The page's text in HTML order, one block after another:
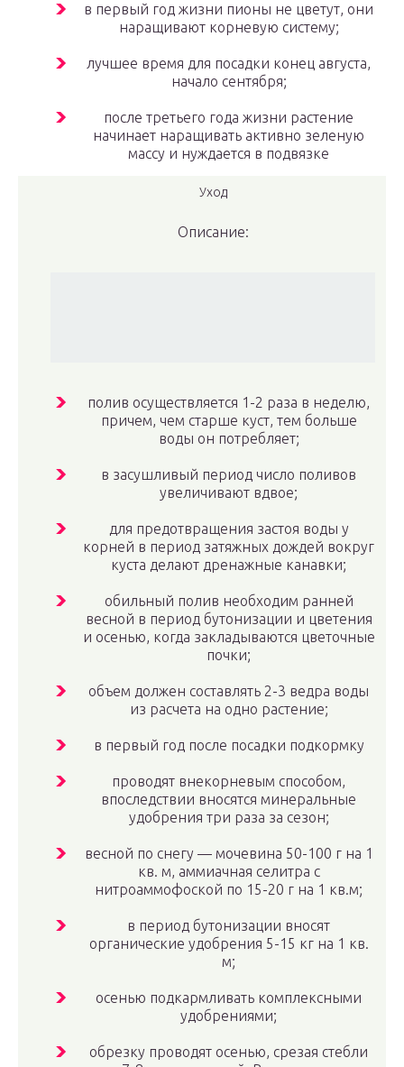
в первый год жизни пионы не цветут, они
наращивают корневую систему;
лучшее время для посадки конец августа,
начало сентября;
после третьего года жизни растение
начинает наращивать активно зеленую
массу и нуждается в подвязке
Уход
Описание:
полив осуществляется 1-2 раза в неделю,
причем, чем старше куст, тем больше
воды он потребляет;
в засушливый период число поливов
увеличивают вдвое;
для предотвращения застоя воды у
корней в период затяжных дождей вокруг
куста делают дренажные канавки;
обильный полив необходим ранней
весной в период бутонизации и цветения
и осенью, когда закладываются цветочные
почки;
объем должен составлять 2-3 ведра воды
из расчета на одно растение;
в первый год после посадки подкормку
проводят внекорневым способом,
впоследствии вносятся минеральные
удобрения три раза за сезон;
весной по снегу — мочевина 50-100 г на 1
кв. м, аммиачная селитра с
нитроаммофоской по 15-20 г на 1 кв.м;
в период бутонизации вносят
органические удобрения 5-15 кг на 1 кв.
м;
осенью подкармливать комплексными
удобрениями;
обрезку проводят осенью, срезая стебли